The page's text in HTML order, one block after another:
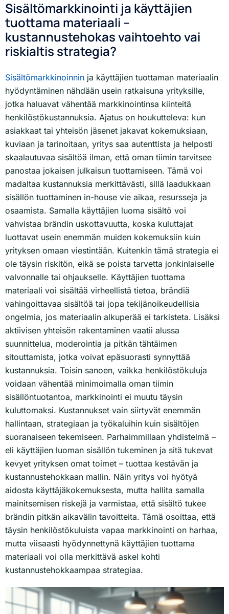
Sisältömarkkinointi ja käyttäjien
tuottama materiaali –
kustannustehokas vaihtoehto vai
riskialtis strategia?
Sisältömarkkinoinnin ja käyttäjien tuottaman materiaalin
hyödyntäminen nähdään usein ratkaisuna yrityksille,
jotka haluavat vähentää markkinointinsa kiinteitä
henkilöstökustannuksia. Ajatus on houkutteleva: kun
asiakkaat tai yhteisön jäsenet jakavat kokemuksiaan,
kuviaan ja tarinoitaan, yritys saa autenttista ja helposti
skaalautuvaa sisältöä ilman, että oman tiimin tarvitsee
panostaa jokaisen julkaisun tuottamiseen. Tämä voi
madaltaa kustannuksia merkittävästi, sillä laadukkaan
sisällön tuottaminen in-house vie aikaa, resursseja ja
osaamista. Samalla käyttäjien luoma sisältö voi
vahvistaa brändin uskottavuutta, koska kuluttajat
luottavat usein enemmän muiden kokemuksiin kuin
yrityksen omaan viestintään. Kuitenkin tämä strategia ei
ole täysin riskitön, eikä se poista tarvetta jonkinlaiselle
valvonnalle tai ohjaukselle. Käyttäjien tuottama
materiaali voi sisältää virheellistä tietoa, brändiä
vahingoittavaa sisältöä tai jopa tekijänoikeudellisia
ongelmia, jos materiaalin alkuperää ei tarkisteta. Lisäksi
aktiivisen yhteisön rakentaminen vaatii alussa
suunnittelua, moderointia ja pitkän tähtäimen
sitouttamista, jotka voivat epäsuorasti synnyttää
kustannuksia. Toisin sanoen, vaikka henkilöstökuluja
voidaan vähentää minimoimalla oman tiimin
sisällöntuotantoa, markkinointi ei muutu täysin
kuluttomaksi. Kustannukset vain siirtyvät enemmän
hallintaan, strategiaan ja työkaluihin kuin sisältöjen
suoranaiseen tekemiseen. Parhaimmillaan yhdistelmä –
eli käyttäjien luoman sisällön tukeminen ja sitä tukevat
kevyet yrityksen omat toimet – tuottaa kestävän ja
kustannustehokkaan mallin. Näin yritys voi hyötyä
aidosta käyttäjäkokemuksesta, mutta hallita samalla
mainitsemisen riskejä ja varmistaa, että sisältö tukee
brändin pitkän aikavälin tavoitteita. Tämä osoittaa, että
täysin henkilöstökuluista vapaa markkinointi on harhaa,
mutta viisaasti hyödynnettynä käyttäjien tuottama
materiaali voi olla merkittävä askel kohti
kustannustehokkaampaa strategiaa.